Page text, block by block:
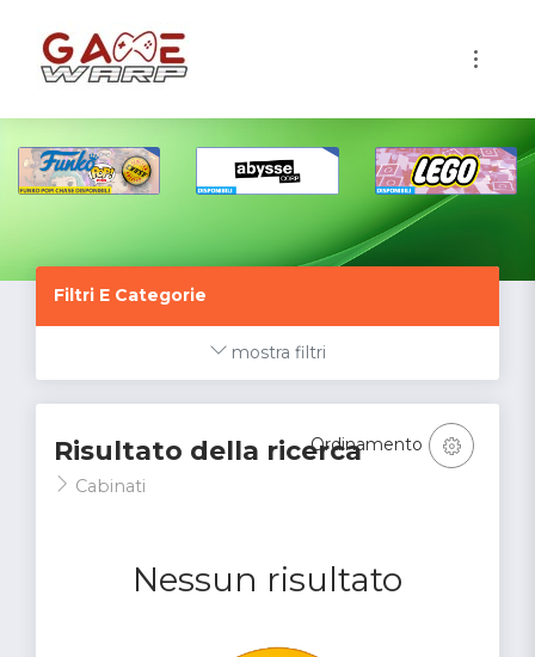
Filtri E Categorie
mostra filtri
Risultato della ricerca
Cabinati
Nessun risultato
Ordinamento